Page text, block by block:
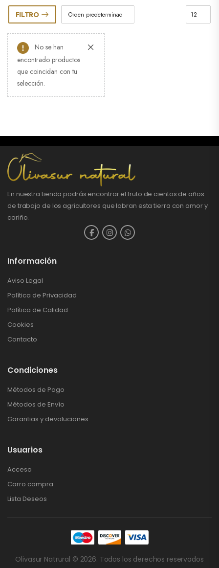
FILTRO
No se han
encontrado productos
que coincidan con tu
selección.
En nuestra tienda podrás encontrar el fruto de cientos de años
de trabajo de los agricultores que labran esta tierra con amor y
cariño.
Información
Aviso Legal
Política de Privacidad
Política de Calidad
Cookies
Contacto
Condiciones
Métodos de Pago
Métodos de Envío
Garantias y devoluciones
Usuarios
Acceso
Carro compra
Lista Deseos
Olivasur Natrural © 2026. Todos los derechos reservados